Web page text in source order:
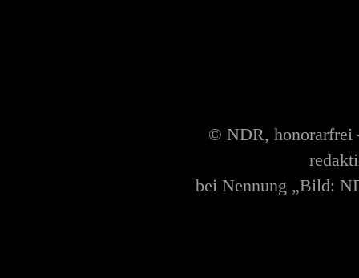
© NDR, honorarfrei
bei Nennung „Bild: